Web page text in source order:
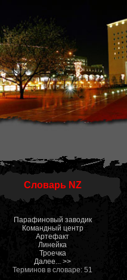
Словарь NZ
Парафиновый заводик
Командный центр
Артефакт
Линейка
Троечка
Далее... >>
Терминов в словаре: 51